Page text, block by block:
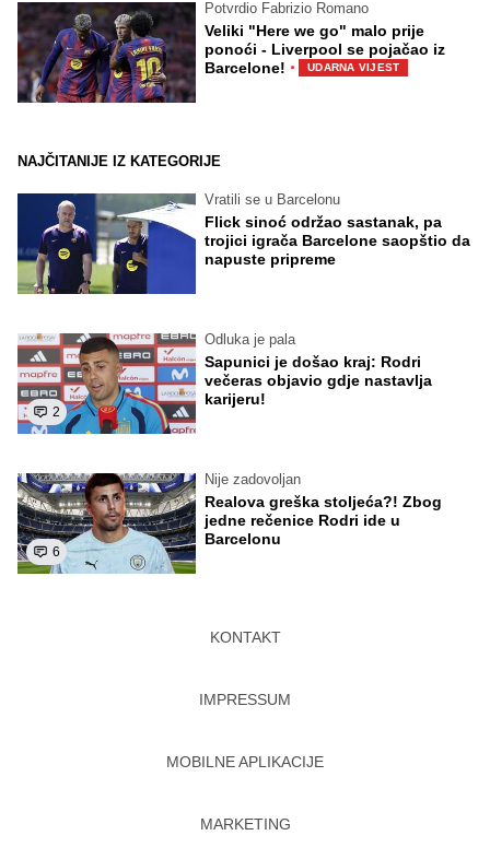
Potvrdio Fabrizio Romano
Veliki "Here we go" malo prije
ponoći - Liverpool se pojačao iz
Barcelone! · UDARNA VIJEST
NAJČITANIJE IZ KATEGORIJE
Vratili se u Barcelonu
Flick sinoć održao sastanak, pa
trojici igrača Barcelone saopštio da
napuste pripreme
2
Odluka je pala
Sapunici je došao kraj: Rodri
večeras objavio gdje nastavlja
karijeru!
6
Nije zadovoljan
Realova greška stoljeća?! Zbog
jedne rečenice Rodri ide u
Barcelonu
KONTAKT
IMPRESSUM
MOBILNE APLIKACIJE
MARKETING